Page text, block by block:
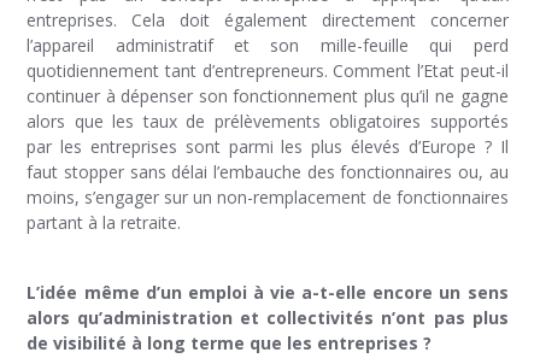
entreprises. Cela doit également directement concerner
l’appareil administratif et son mille-feuille qui perd
quotidiennement tant d’entrepreneurs. Comment l’Etat peut-il
continuer à dépenser son fonctionnement plus qu’il ne gagne
alors que les taux de prélèvements obligatoires supportés
par les entreprises sont parmi les plus élevés d’Europe ? Il
faut stopper sans délai l’embauche des fonctionnaires ou, au
moins, s’engager sur un non-remplacement de fonctionnaires
partant à la retraite.
L’idée même d’un emploi à vie a-t-elle encore un sens
alors qu’administration et collectivités n’ont pas plus
de visibilité à long terme que les entreprises ?